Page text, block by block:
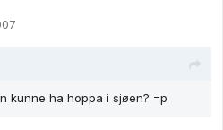
kunne ha hoppa i sjøen? =p